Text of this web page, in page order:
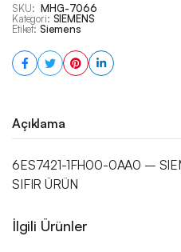
SKU: MHG-7066
Kategori: SIEMENS
Etiket: Siemens
Açıklama
6ES7421-1FH00-0AA0 –
SIFIR ÜRÜN
İlgili Ürünler